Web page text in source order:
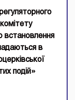
встановлення
в
подій»